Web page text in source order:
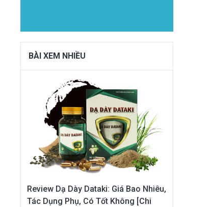
BÀI XEM NHIỀU
Review Dạ Dày Dataki: Giá Bao Nhiêu,
Tác Dụng Phụ, Có Tốt Không [Chi